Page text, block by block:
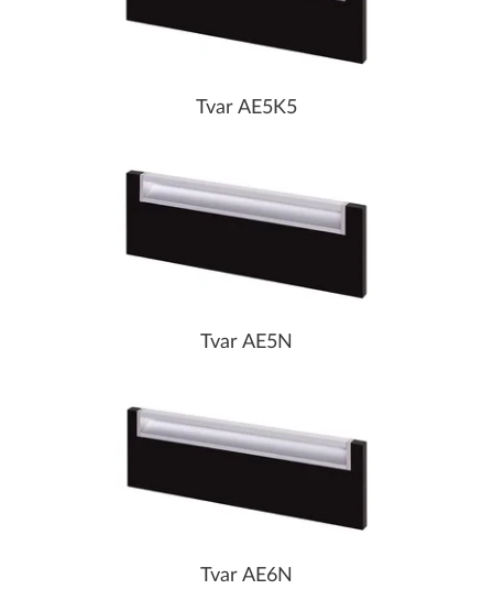
Tvar AE5K5
Tvar AE5N
Tvar AE6N